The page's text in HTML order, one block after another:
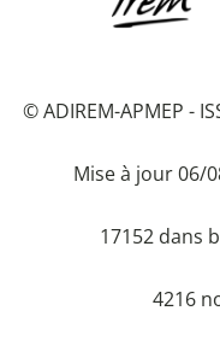
© ADIREM-APMEP -
Mise à jour 06/
17152 dans
4216